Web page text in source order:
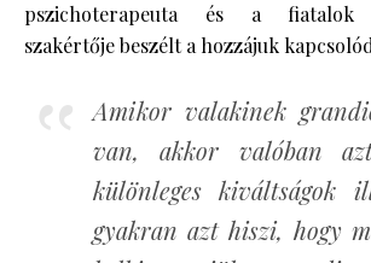
pszichoterapeuta és a fiatalok
szakértője beszélt a hozzájuk
Amikor valakinek
van, akkor valóban
különleges kiváltságok
gyakran azt hiszi, hogy